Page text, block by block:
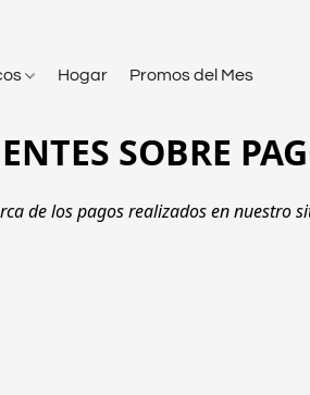
Hogar Promos del Mes
SOBRE
de los pagos realizados en nuestro